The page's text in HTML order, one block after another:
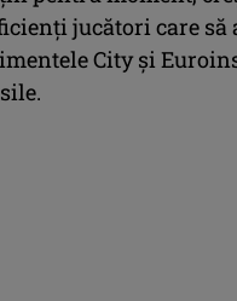
jucători care să
City și